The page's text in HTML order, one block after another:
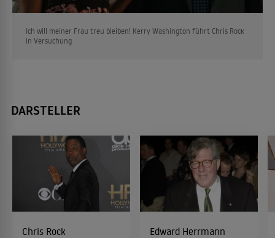
Ich will meiner Frau treu bleiben! Kerry Washington führt Chris Rock
in Versuchung
DARSTELLER
Chris Rock Edward Herrmann